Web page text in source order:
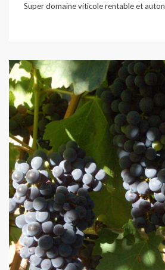
Super domaine viticole rentable et